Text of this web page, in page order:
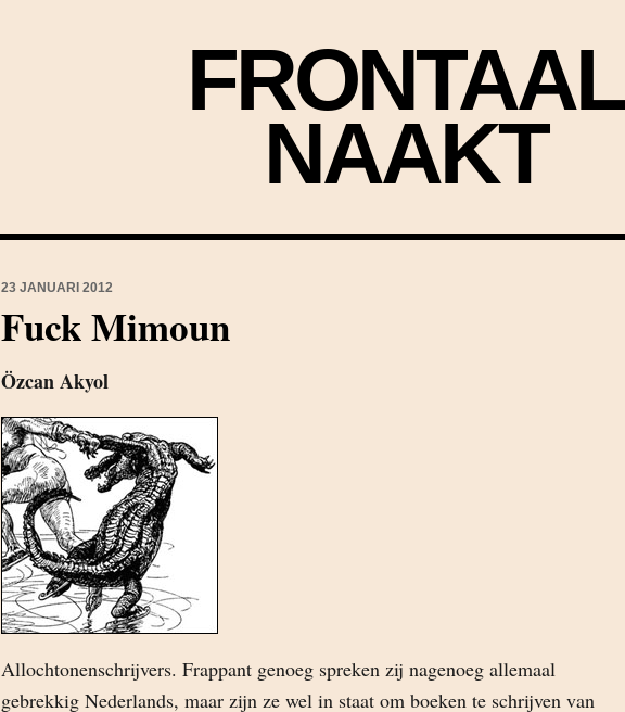
FRONTAAL
NAAKT
23 JANUARI 2012
Fuck Mimoun
Özcan Akyol
Allochtonenschrijvers. Frappant genoeg spreken zij nagenoeg allemaal
gebrekkig Nederlands, maar zijn ze wel in staat om boeken te schrijven van